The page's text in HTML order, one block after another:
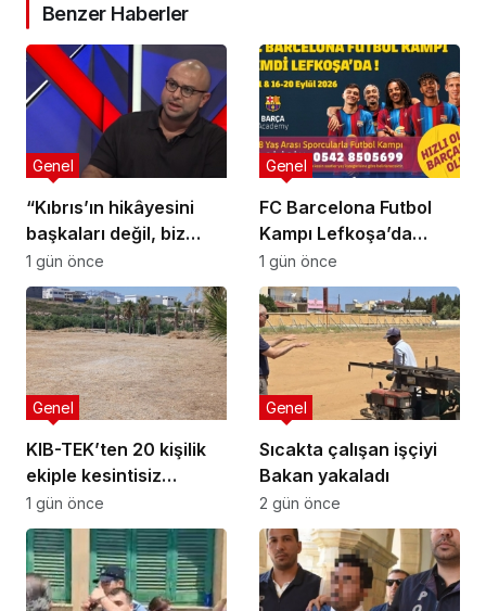
Benzer Haberler
“Kıbrıs’ın hikâyesini
başkaları değil, biz
anlatmalıyız”
Genel
1 gün önce
FC Barcelona Futbol
Kampı Lefkoşa’da
Başlıyor
Genel
1 gün önce
KIB-TEK’ten 20 kişilik
ekiple kesintisiz
temizlik
Genel
1 gün önce
Sıcakta çalışan işçiyi
Bakan yakaladı
Genel
2 gün önce